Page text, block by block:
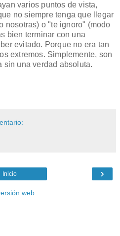
varios puntos de vista,
no siempre tenga que llegar
nosotras) o "te ignoro" (modo
bien terminar con una
evitado. Porque no era tan
extremos. Simplemente, son
sin una verdad absoluta.
›
Inicio
web